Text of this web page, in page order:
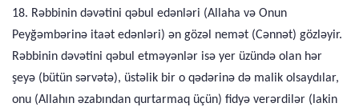
18. Rəbbinin dəvətini qəbul edənləri (Allaha və Onun
Peyğəmbərinə itaət edənləri) ən gözəl nemət (Cənnət) gözləyir.
Rəbbinin dəvətini qəbul etməyənlər isə yer üzündə olan hər
şeyə (bütün sərvətə), üstəlik bir o qədərinə də malik olsaydılar,
onu (Allahın əzabından qurtarmaq üçün) fidyə verərdilər (lakin